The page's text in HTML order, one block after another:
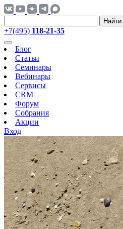
Найти
+7(495) 118-21-35
Блог
Статьи
Семинары
Вебинары
Сервисы
CRM
Форум
Собрания
Акции
Вход